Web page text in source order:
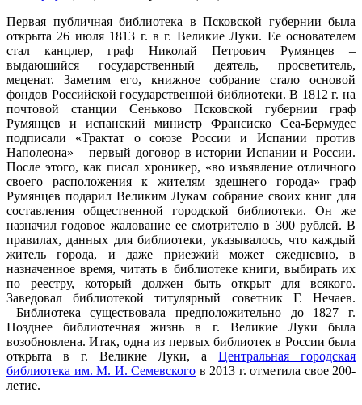
Первая публичная библиотека в Псковской губернии была
открыта 26 июля 1813 г. в г. Великие Луки. Ее основателем
стал канцлер, граф Николай Петрович Румянцев –
выдающийся государственный деятель, просветитель,
меценат. Заметим его, книжное собрание стало основой
фондов Российской государственной библиотеки. В 1812 г. на
почтовой станции Сеньково Псковской губернии граф
Румянцев и испанский министр Франсиско Сеа-Бермудес
подписали «Трактат о союзе России и Испании против
Наполеона» – первый договор в истории Испании и России.
После этого, как писал хроникер, «во изъявление отличного
своего расположения к жителям здешнего города» граф
Румянцев подарил Великим Лукам собрание своих книг для
составления общественной городской библиотеки. Он же
назначил годовое жалование ее смотрителю в 300 рублей. В
правилах, данных для библиотеки, указывалось, что каждый
житель города, и даже приезжий может ежедневно, в
назначенное время, читать в библиотеке книги, выбирать их
по реестру, который должен быть открыт для всякого.
Заведовал библиотекой титулярный советник Г. Нечаев.
Библиотека существовала предположительно до 1827 г.
Позднее библиотечная жизнь в г. Великие Луки была
возобновлена. Итак, одна из первых библиотек в России была
открыта в г. Великие Луки, аЦентральная городская
библиотека им. М. И. Семевского в 2013 г. отметила свое 200-
летие.